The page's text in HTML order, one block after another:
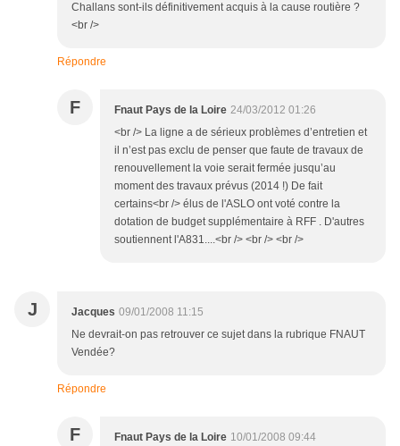
Challans sont-ils définitivement acquis à la cause routière ?
<br />
Répondre
F Fnaut Pays de la Loire 24/03/2012 01:26
<br /> La ligne a de sérieux problèmes d’entretien et
il n’est pas exclu de penser que faute de travaux de
renouvellement la voie serait fermée jusqu’au
moment des travaux prévus (2014 !) De fait
certains<br /> élus de l'ASLO ont voté contre la
dotation de budget supplémentaire à RFF . D'autres
soutiennent l'A831....<br /> <br /> <br />
J Jacques 09/01/2008 11:15
Ne devrait-on pas retrouver ce sujet dans la rubrique FNAUT
Vendée?
Répondre
F Fnaut Pays de la Loire 10/01/2008 09:44